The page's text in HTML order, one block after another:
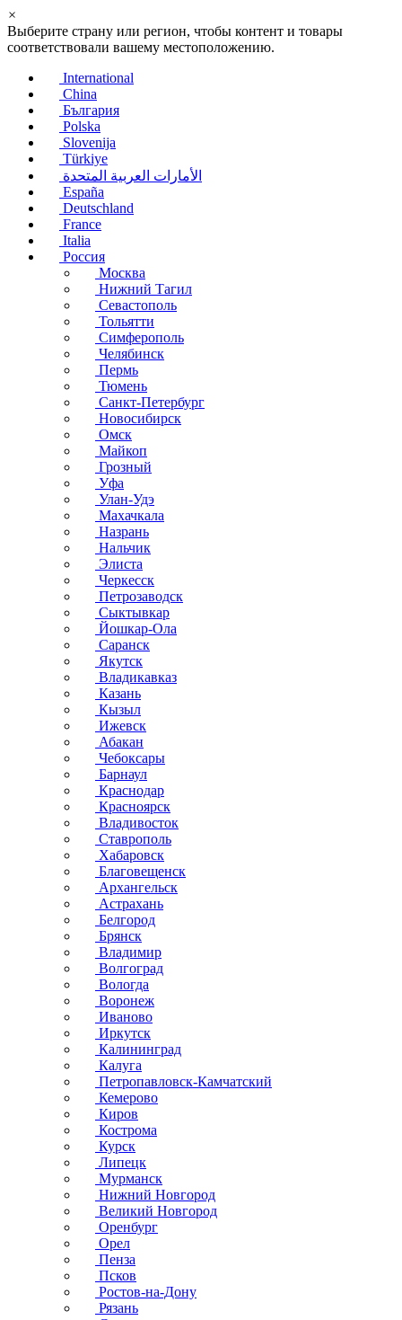
×
Выберите страну или регион, чтобы контент и товары
соответствовали вашему местоположению.
International
China
България
Polska
Slovenija
Türkiye
الأمارات العربية المتحدة
España
Deutschland
France
Italia
Россия
Москва
Нижний Тагил
Севастополь
Тольятти
Симферополь
Челябинск
Пермь
Тюмень
Санкт-Петербург
Новосибирск
Омск
Майкоп
Грозный
Уфа
Улан-Удэ
Махачкала
Назрань
Нальчик
Элиста
Черкесск
Петрозаводск
Сыктывкар
Йошкар-Ола
Саранск
Якутск
Владикавказ
Казань
Кызыл
Ижевск
Абакан
Чебоксары
Барнаул
Краснодар
Красноярск
Владивосток
Ставрополь
Хабаровск
Благовещенск
Архангельск
Астрахань
Белгород
Брянск
Владимир
Волгоград
Вологда
Воронеж
Иваново
Иркутск
Калининград
Калуга
Петропавловск-Камчатский
Кемерово
Киров
Кострома
Курск
Липецк
Мурманск
Нижний Новгород
Великий Новгород
Оренбург
Орел
Пенза
Псков
Ростов-на-Дону
Рязань